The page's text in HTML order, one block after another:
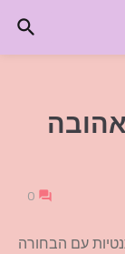
0
עם הבחורה